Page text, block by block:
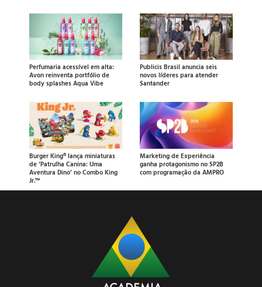
Perfumaria acessível em alta:
Avon reinventa portfólio de
body splashes Aqua Vibe
Publicis Brasil anuncia seis
novos líderes para atender
Santander
Burger King® lança miniaturas
de ‘Patrulha Canina: Uma
Aventura Dino’ no Combo King
Jr.™
Marketing de Experiência
ganha protagonismo no SP2B
com programação da AMPRO